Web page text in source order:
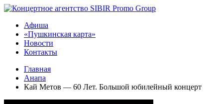
Афиша
«Пушкинская карта»
Новости
Контакты
Главная
Анапа
Кай Метов — 60 Лет. Большой юбилейный концерт